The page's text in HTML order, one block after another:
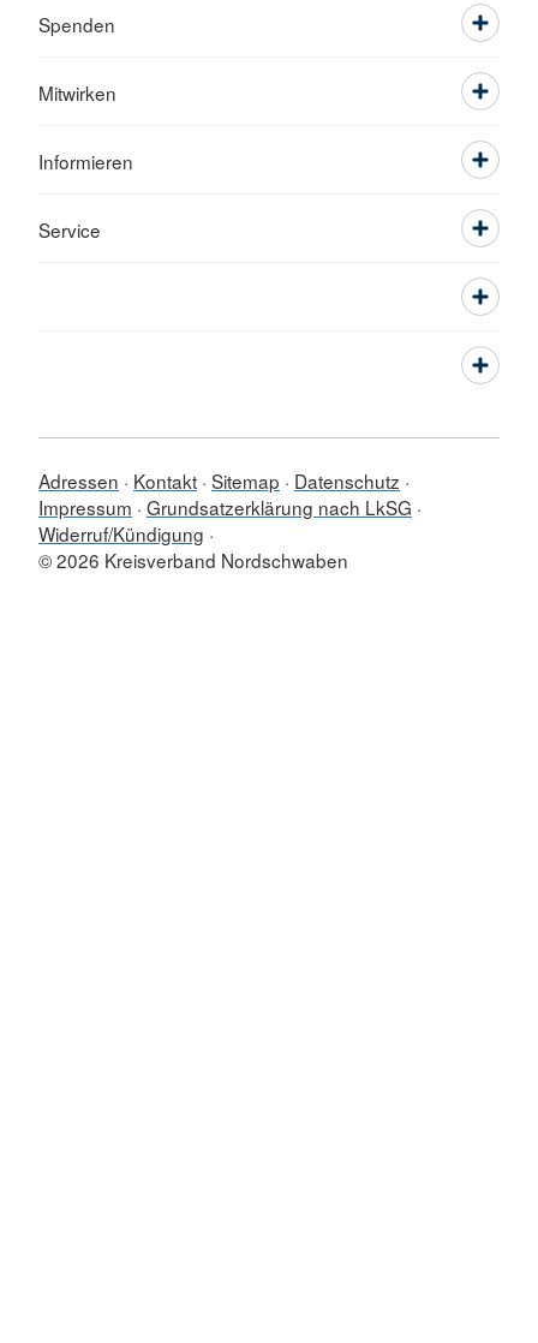
Spenden
Mitwirken
Informieren
Service
Adressen Kontakt Sitemap
Datenschutz
Impressum Grundsatzerklärung nach LkSG
Widerruf/Kündigung
© 2026 Kreisverband Nordschwaben